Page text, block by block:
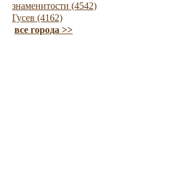
знаменитости (4542)
Гусев (4162)
все города >>